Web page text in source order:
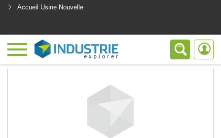
Accueil Usine Nouvelle